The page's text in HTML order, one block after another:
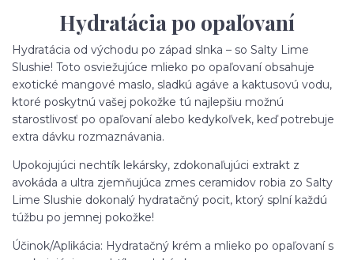
Hydratácia po opaľovaní
Hydratácia od východu po západ slnka – so Salty Lime
Slushie! Toto osviežujúce mlieko po opaľovaní obsahuje
exotické mangové maslo, sladkú agáve a kaktusovú vodu,
ktoré poskytnú vašej pokožke tú najlepšiu možnú
starostlivosť po opaľovaní alebo kedykoľvek, keď potrebuje
extra dávku rozmaznávania.
Upokojujúci nechtík lekársky, zdokonaľujúci extrakt z
avokáda a ultra zjemňujúca zmes ceramidov robia zo Salty
Lime Slushie dokonalý hydratačný pocit, ktorý splní každú
túžbu po jemnej pokožke!
Účinok/Aplikácia: Hydratačný krém a mlieko po opaľovaní s